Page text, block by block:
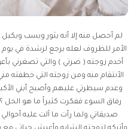
لم أحصل منه إلا أنه يثور ويسب
الأمر للظروف لعله يرجع لرشدة في يوم
أخدم زوجته ( ضرتي ) والتي تصغرني
الأنتقام منه ومن زوجته التي خطفته
وعدم سيطرتي عليهم وأصبح أبني
رفاق السوء ففكرت كثيراً ما هو الحل
صديقاتي ولما رأت ما آلت عليه